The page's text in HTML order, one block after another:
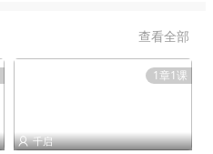
查看全部
1章1课
 千启